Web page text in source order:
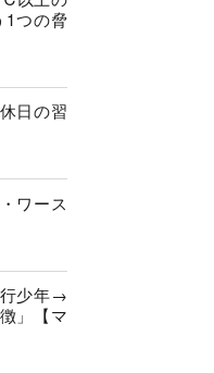
1つの脅
日の習
ワース
少年→
」【マ